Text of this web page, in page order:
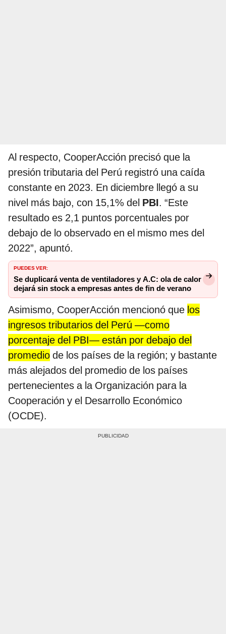
Al respecto, CooperAcción precisó que la
presión tributaria del Perú registró una caída
constante en 2023. En diciembre llegó a su
nivel más bajo, con 15,1% del PBI. “Este
resultado es 2,1 puntos porcentuales por
debajo de lo observado en el mismo mes del
2022”, apuntó.
PUEDES VER:
Se duplicará venta de ventiladores y A.C: ola de calor
dejará sin stock a empresas antes de fin de verano
Asimismo, CooperAcción mencionó que los
ingresos tributarios del Perú —como
porcentaje del PBI— están por debajo del
promedio de los países de la región; y bastante
más alejados del promedio de los países
pertenecientes a la Organización para la
Cooperación y el Desarrollo Económico
(OCDE).